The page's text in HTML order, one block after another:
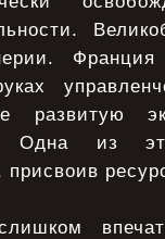
развитую
Одна из
присвоив